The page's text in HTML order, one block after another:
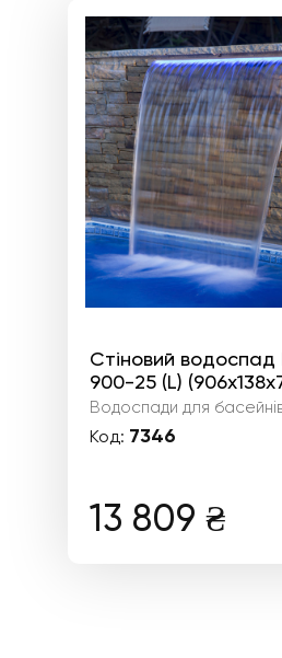
Стіновий водоспад
900-25 (L)
Водоспади для
Код: 7346
13 809 ₴